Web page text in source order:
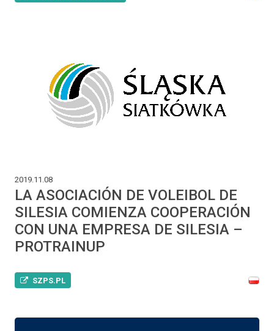
2019.11.08
LA ASOCIACIÓN DE VOLEIBOL DE
SILESIA COMIENZA COOPERACIÓN
CON UNA EMPRESA DE SILESIA –
PROTRAINUP
SZPS.PL